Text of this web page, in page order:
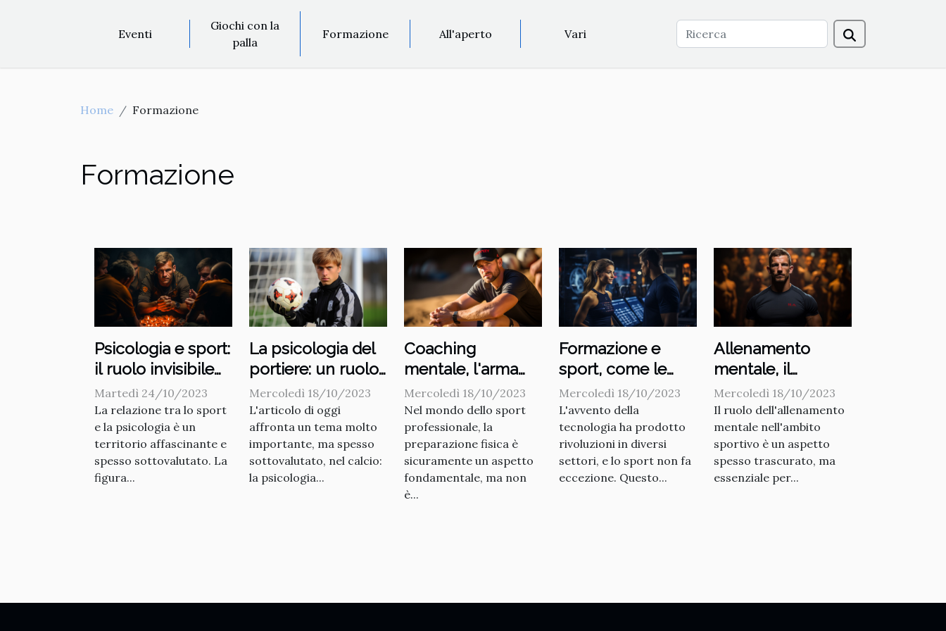
Eventi
Giochi con la
palla
Formazione All'aperto Vari
Home Formazione
Formazione
Psicologia e sport:
il ruolo invisibile
del coach
Martedì 24/10/2023
La relazione tra lo sport
e la psicologia è un
territorio affascinante e
spesso sottovalutato. La
figura...
La psicologia del
portiere: un ruolo
sottovalutato
Mercoledì 18/10/2023
L'articolo di oggi
affronta un tema molto
importante, ma spesso
sottovalutato, nel calcio:
la psicologia...
Coaching
mentale, l'arma
segreta degli atleti
di successo
Mercoledì 18/10/2023
Nel mondo dello sport
professionale, la
preparazione fisica è
sicuramente un aspetto
fondamentale, ma non
è...
Formazione e
sport, come le
nuove tecnologie
rivoluzionano
l'allenamento
Mercoledì 18/10/2023
L'avvento della
tecnologia ha prodotto
rivoluzioni in diversi
settori, e lo sport non fa
eccezione. Questo...
Allenamento
mentale, il
vantaggio
invisibile degli
atleti
Mercoledì 18/10/2023
Il ruolo dell'allenamento
mentale nell'ambito
sportivo è un aspetto
spesso trascurato, ma
essenziale per...